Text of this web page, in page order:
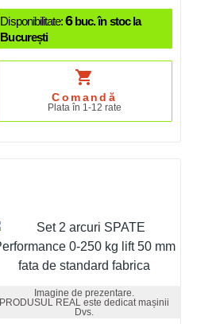
Disponibilitate:6buc. în stoc la
București
shopping_cart
Comandă
Plata în 1-12 rate
Imagine de prezentare.
PRODUSUL REAL este dedicat mașinii
Dvs.